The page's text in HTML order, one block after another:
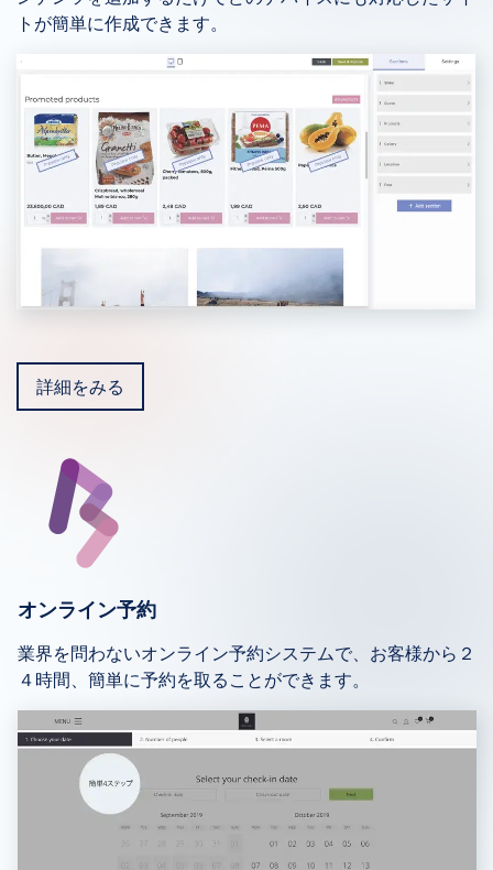
トが簡単に作成できます。
詳細をみる
オンライン予約
業界を問わないオンライン予約システムで、お客様から２
４時間、簡単に予約を取ることができます。